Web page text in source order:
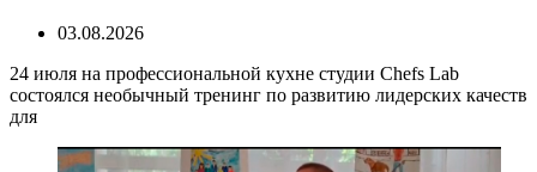
03.08.2026
24 июля на профессиональной кухне студии Chefs Lab
состоялся необычный тренинг по развитию лидерских качеств
для